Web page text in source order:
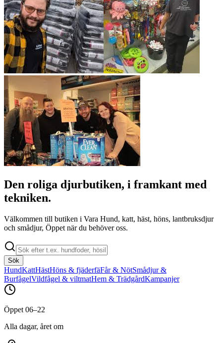
Den roliga djurbutiken, i framkant med
tekniken.
Välkommen till butiken i Vara Hund, katt, häst, höns, lantbruksdjur
och smådjur, Öppet när du behöver oss.
Sök
HundKattHästHöns & fjäderfäFår & NötSmådjur &
BurfågelVildfågel & viltmatHem & TrädgårdKampanjer
Öppet 06–22
Alla dagar, året om